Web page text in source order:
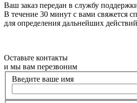
Ваш заказ передан в службу
В течение 30 минут с вами свяжется
для определения дальнейших действий
Оставьте контакты
и мы вам перезвоним
Введите ваше имя